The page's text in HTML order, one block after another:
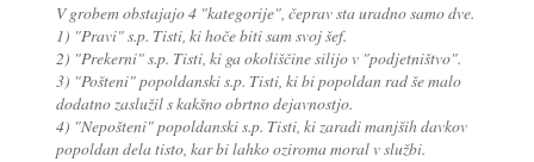
V grobem obstajajo 4 "kategorije", čeprav sta uradno samo dve.
1) "Pravi" s.p. Tisti, ki hoče biti sam svoj šef.
2) "Prekerni" s.p. Tisti, ki ga okoliščine silijo v "podjetništvo".
3) "Pošteni" popoldanski s.p. Tisti, ki bi popoldan rad še malo
dodatno zaslužil s kakšno obrtno dejavnostjo.
4) "Nepošteni" popoldanski s.p. Tisti, ki zaradi manjših davkov
popoldan dela tisto, kar bi lahko oziroma moral v službi.